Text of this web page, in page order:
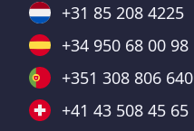
+31 85 208 4225
+34 950 68 00 98
+351 308 806 640
+41 43 508 45 65